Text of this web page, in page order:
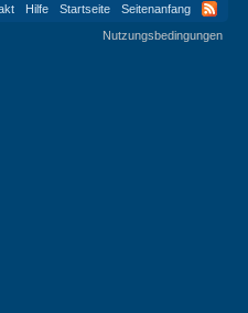
Hilfe Startseite
Seitenanfang
Nutzungsbedingungen